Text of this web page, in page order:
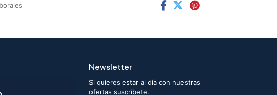
Newsletter
Si quieres estar al día con nuestras
ofertas suscríbete.